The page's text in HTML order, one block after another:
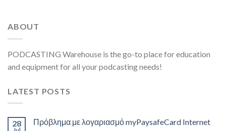
ABOUT
PODCASTING Warehouse is the go-to place for education
and equipment for all your podcasting needs!
LATEST POSTS
28 Πρόβλημα με λογαριασμό myPaysafeCard Internet